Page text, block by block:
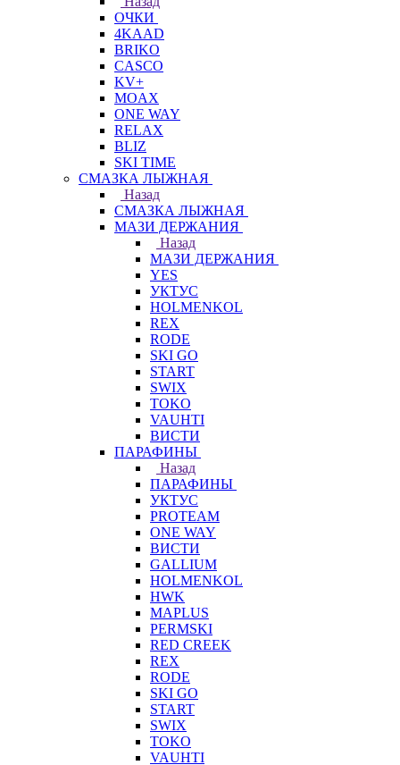
ОЧКИ
4KAAD
BRIKO
CASCO
KV+
MOAX
ONE WAY
RELAX
BLIZ
SKI TIME
СМАЗКА ЛЫЖНАЯ
Назад
СМАЗКА ЛЫЖНАЯ
МАЗИ ДЕРЖАНИЯ
Назад
МАЗИ ДЕРЖАНИЯ
YES
УКТУС
HOLMENKOL
REX
RODE
SKI GO
START
SWIX
TOKO
VAUHTI
ВИСТИ
ПАРАФИНЫ
Назад
ПАРАФИНЫ
УКТУС
PROTEAM
ONE WAY
ВИСТИ
GALLIUM
HOLMENKOL
HWK
MAPLUS
PERMSKI
RED CREEK
REX
RODE
SKI GO
START
SWIX
TOKO
VAUHTI